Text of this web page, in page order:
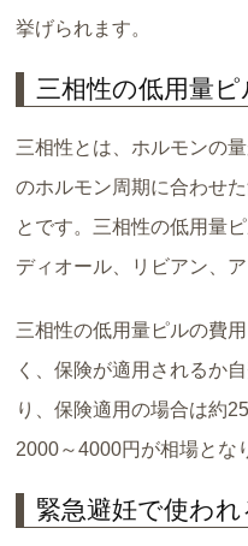
挙げられます。
三相性の低用量
三相性とは、ホルモンの
のホルモン周期に合わせ
とです。三相性の低用量
ディオール、リビアン、
三相性の低用量ピルの費
く、保険が適用されるか
り、保険適用の場合は約
2000～4000円が相場とな
緊急避妊で使わ